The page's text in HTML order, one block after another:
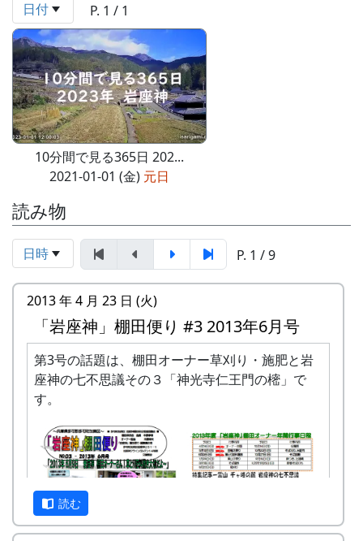
日付 P. 1 / 1
10分間で見る365日 202...
2021-01-01 (金) 元日
読み物
日時 P. 1 / 9
2013 年 4 月 23 日 (火)
「岩座神」棚田便り #3 2013年6月号
第3号の話題は、棚田オーナー草刈り・施肥と岩
座神の七不思議その３「神光寺仁王門の樒」で
す。
読む